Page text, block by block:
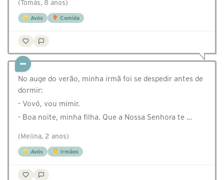
(Tomás, 8 anos)
Avós Comida
No auge do verão, minha irmã foi se despedir antes de
dormir:
- Vovó, vou mimir.
- Boa noite, minha filha. Que a Nossa Senhora te …
(Melina, 2 anos)
Avós Irmãos